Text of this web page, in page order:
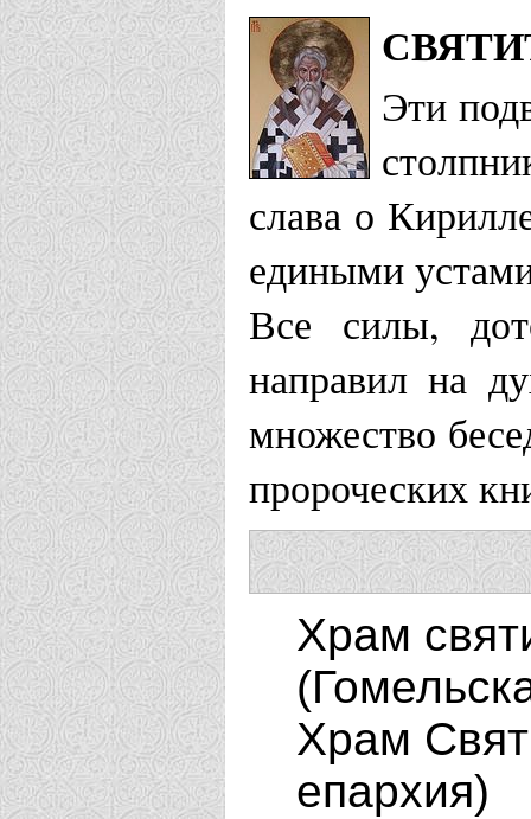
Эти
слава о
едиными
Все силы,
направил на
множество
пророческих
Храм
Храм
епархия)